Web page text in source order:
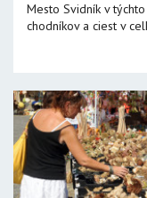
Mesto Svidník v
chodníkov a ciest v